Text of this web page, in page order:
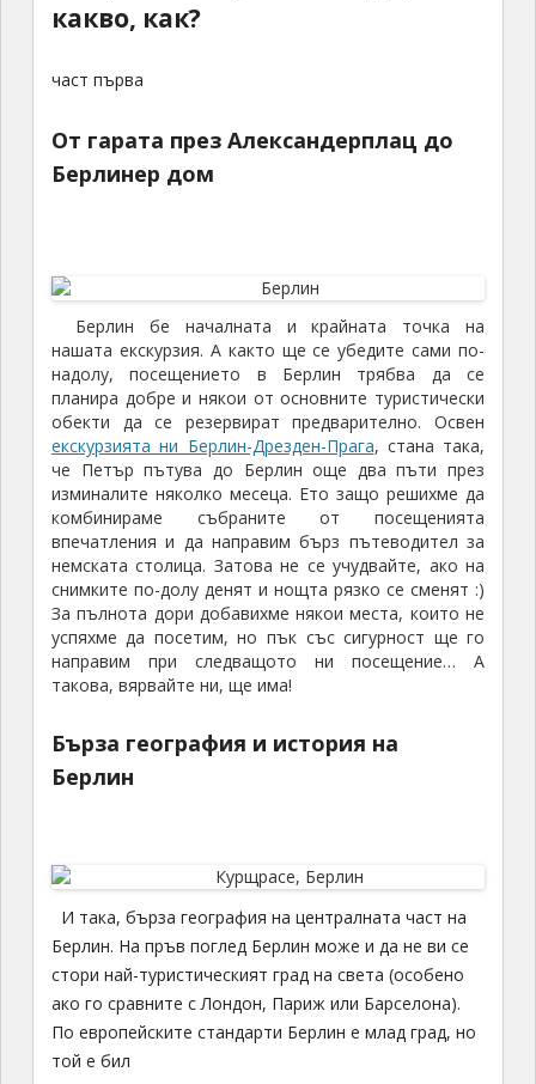
какво, как?
част първа
От гарата през Александерплац до
Берлинер дом
Берлин бе началната и крайната точка на
нашата екскурзия. А както ще се убедите сами по-
надолу, посещението в Берлин трябва да се
планира добре и някои от основните туристически
обекти да се резервират предварително. Освен
екскурзията ни Берлин-Дрезден-Прага, стана така,
че Петър пътува до Берлин още два пъти през
изминалите няколко месеца. Ето защо решихме да
комбинираме събраните от посещенията
впечатления и да направим бърз пътеводител за
немската столица. Затова не се учудвайте, ако на
снимките по-долу денят и нощта рязко се сменят :)
За пълнота дори добавихме някои места, които не
успяхме да посетим, но пък със сигурност ще го
направим при следващото ни посещение… А
такова, вярвайте ни, ще има!
Бърза география и история на
Берлин
И така, бърза география на централната част на
Берлин. На пръв поглед Берлин може и да не ви се
стори най-туристическият град на света (особено
ако го сравните с Лондон, Париж или Барселона).
По европейските стандарти Берлин е млад град, но
той е бил